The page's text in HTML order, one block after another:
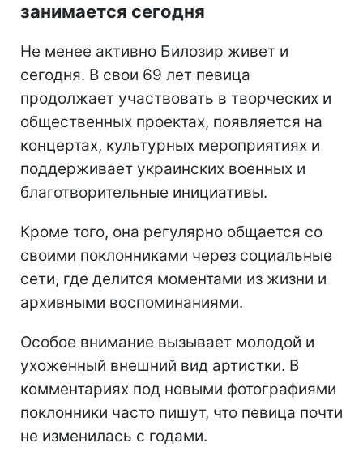
занимается сегодня
Не менее активно Билозир живет и
сегодня. В свои 69 лет певица
продолжает участвовать в творческих и
общественных проектах, появляется на
концертах, культурных мероприятиях и
поддерживает украинских военных и
благотворительные инициативы.
Кроме того, она регулярно общается со
своими поклонниками через социальные
сети, где делится моментами из жизни и
архивными воспоминаниями.
Особое внимание вызывает молодой и
ухоженный внешний вид артистки. В
комментариях под новыми фотографиями
поклонники часто пишут, что певица почти
не изменилась с годами.